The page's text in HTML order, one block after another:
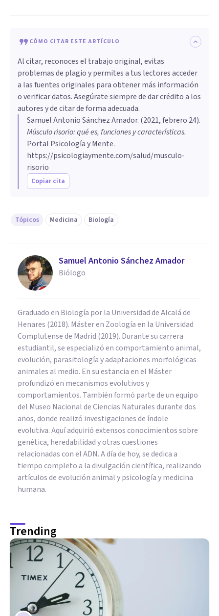
CÓMO CITAR ESTE ARTÍCULO
Al citar, reconoces el trabajo original, evitas
problemas de plagio y permites a tus lectores acceder
a las fuentes originales para obtener más información
o verificar datos. Asegúrate siempre de dar crédito a los
autores y de citar de forma adecuada.
Samuel Antonio Sánchez Amador. (2021, febrero 24).
Músculo risorio: qué es, funciones y características.
Portal Psicología y Mente.
https://psicologiaymente.com/salud/musculo-
risorio
Copiar cita
Tópicos Medicina Biología
Samuel Antonio Sánchez Amador
Biólogo
Graduado en Biología por la Universidad de Alcalá de
Henares (2018). Máster en Zoología en la Universidad
Complutense de Madrid (2019). Durante su carrera
estudiantil, se especializó en comportamiento animal,
evolución, parasitología y adaptaciones morfológicas
animales al medio. En su estancia en el Máster
profundizó en mecanismos evolutivos y
comportamientos. También formó parte de un equipo
del Museo Nacional de Ciencias Naturales durante dos
años, donde realizó investigaciones de índole
evolutiva. Aquí adquirió extensos conocimientos sobre
genética, heredabilidad y otras cuestiones
relacionadas con el ADN. A día de hoy, se dedica a
tiempo completo a la divulgación científica, realizando
artículos de evolución animal y psicología y medicina
humana.
Trending